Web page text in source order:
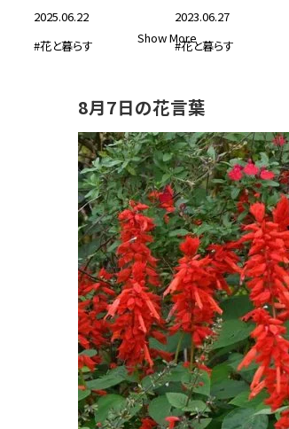
2025.06.22
#花と暮らす
2023.06.27
#花と暮らす
Show More
8月7日の花言葉